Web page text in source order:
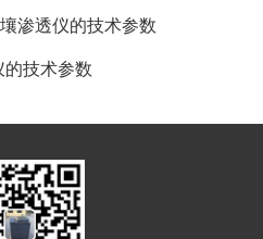
渗透仪的技术参数
的技术参数